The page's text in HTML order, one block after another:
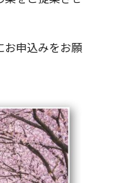
お申込みをお願